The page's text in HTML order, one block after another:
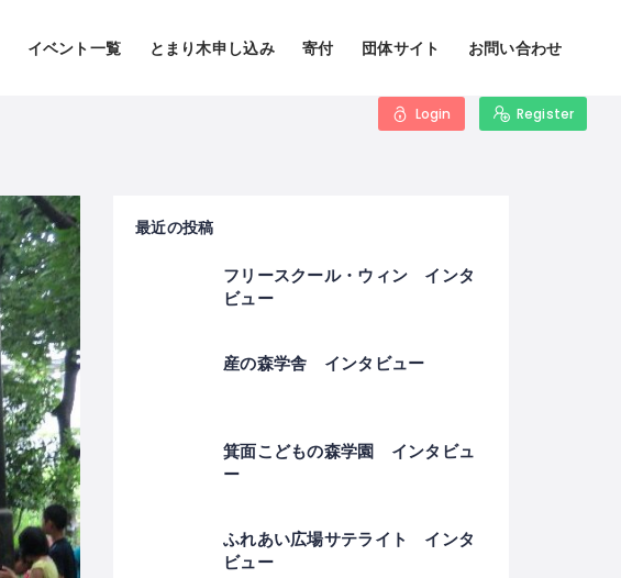
イベント一覧 とまり木申し込み 寄付 団体サイト お問い合わせ
Login Register
最近の投稿
フリースクール・ウィン インタ
ビュー
産の森学舎 インタビュー
箕面こどもの森学園 インタビュ
ー
ふれあい広場サテライト インタ
ビュー